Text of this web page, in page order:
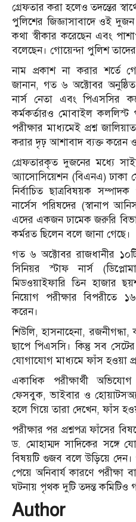
গ্রেফতার করা হলেও তদন্তের
পুলিশের জিজ্ঞাসাবাদে ওই
কথা স্বীকার করেছেন এবং
বলেছেন। গোয়েন্দা পুলিশ তাদের
নাম প্রকাশ না করার শর্তে
জানান, গত ৬ অক্টোবর
নার্স নেতা এবং পিএসসির
কর্মকর্তারও মোবাইল কললিস্ট
পরীক্ষার মাধ্যমেই প্রশ্ন
করার দৃঢ় আশাবাদ ব্যক্ত করেন
গ্রেফতারকৃত দুজনের মধ্যে
অ্যাসোসিয়েশন (বিএনএ) ঢাকা
নির্বাচিত ছাত্রবিষয়ক
নার্সেস পরিষদের (স্বানাপ
এদের একজন ঢামেক জরুরি
কর্মরত ছিলেন বলে জানা গেছে।
গত ৬ অক্টোবর রাজধানীর
সিনিয়র স্টাফ নার্স
মিডওয়াইফারি তিন হাজার
নিয়োগ পরীক্ষার বিপরীতে
করেন।
শিউলি, হাসনাহেনা, রজনীগন্ধা,
ছাপে পিএসসি। কিন্তু সব
যোগাযোগ মাধ্যমে ফাঁস হওয়া
একাধিক পরীক্ষার্থী
ফেসবুক, ভাইবার ও
হলে গিয়ে তারা দেখেন, ফাঁস
পরীক্ষার পর প্রশ্নপত্র ফাঁসের
ড. মোহাম্মদ সাদিকের সঙ্গে
বিষয়টি গুজব বলে উড়িয়ে দেন।
পেয়ে অনিবার্য কারণে পরীক্ষা
ঘটনায় পৃথক দুটি তদন্ত কমিটিও
Author